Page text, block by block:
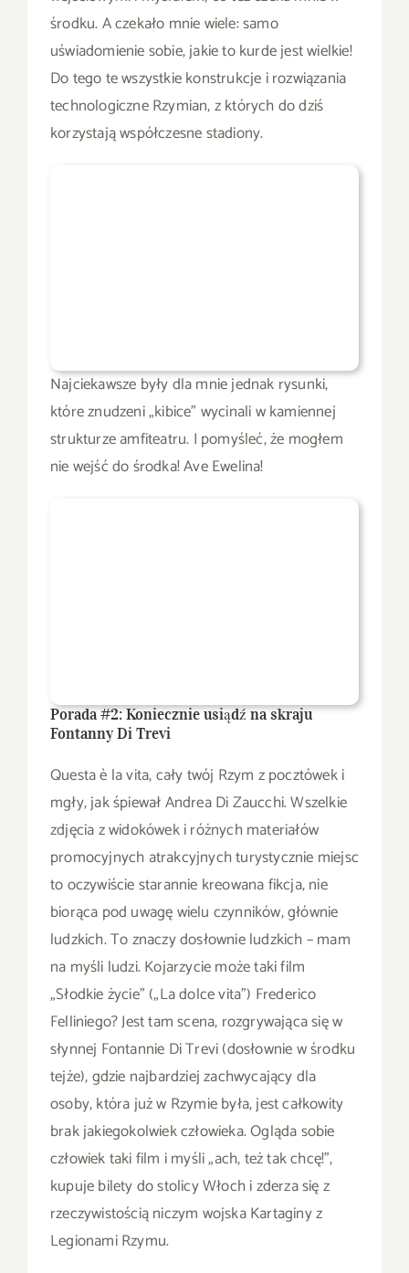
środku. A czekało mnie wiele: samo
uświadomienie sobie, jakie to kurde jest wielkie!
Do tego te wszystkie konstrukcje i rozwiązania
technologiczne Rzymian, z których do dziś
korzystają współczesne stadiony.
Najciekawsze były dla mnie jednak rysunki,
które znudzeni „kibice” wycinali w kamiennej
strukturze amfiteatru. I pomyśleć, że mogłem
nie wejść do środka! Ave Ewelina!
Porada #2: Koniecznie usiądź na skraju
Fontanny Di Trevi
Questa è la vita, cały twój Rzym z pocztówek i
mgły, jak śpiewał Andrea Di Zaucchi. Wszelkie
zdjęcia z widokówek i różnych materiałów
promocyjnych atrakcyjnych turystycznie miejsc
to oczywiście starannie kreowana fikcja, nie
biorąca pod uwagę wielu czynników, głównie
ludzkich. To znaczy dosłownie ludzkich – mam
na myśli ludzi. Kojarzycie może taki film
„Słodkie życie” („La dolce vita”) Frederico
Felliniego? Jest tam scena, rozgrywająca się w
słynnej Fontannie Di Trevi (dosłownie w środku
tejże), gdzie najbardziej zachwycający dla
osoby, która już w Rzymie była, jest całkowity
brak jakiegokolwiek człowieka. Ogląda sobie
człowiek taki film i myśli „ach, też tak chcę!”,
kupuje bilety do stolicy Włoch i zderza się z
rzeczywistością niczym wojska Kartaginy z
Legionami Rzymu.